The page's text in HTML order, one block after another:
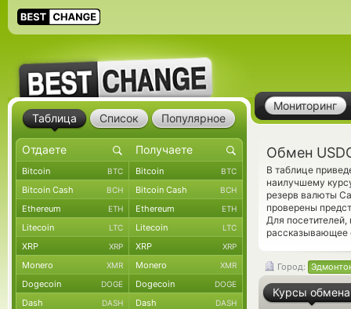
Мониторинг
Обмен
В таблице
наилучшему
резерв валюты
проверены
Для
рассказывающее
Город:
Курсы обмена
Таблица Список Популярное
Bitcoin BTC Bitcoin BTC
Bitcoin Cash BCH Bitcoin Cash BCH
Ethereum ETH Ethereum ETH
Litecoin LTC Litecoin LTC
XRP XRP XRP XRP
Monero XMR Monero XMR
Dogecoin DOGE Dogecoin DOGE
Dash DASH Dash DASH